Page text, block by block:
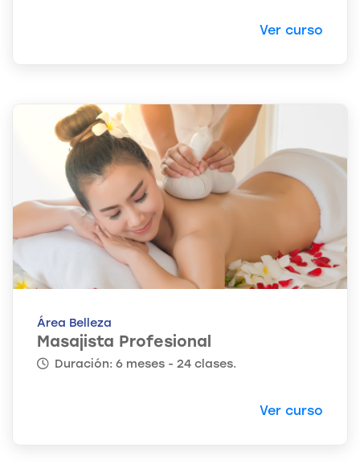
Ver curso
Área Belleza
Masajista Profesional
Duración: 6 meses - 24 clases.
Ver curso